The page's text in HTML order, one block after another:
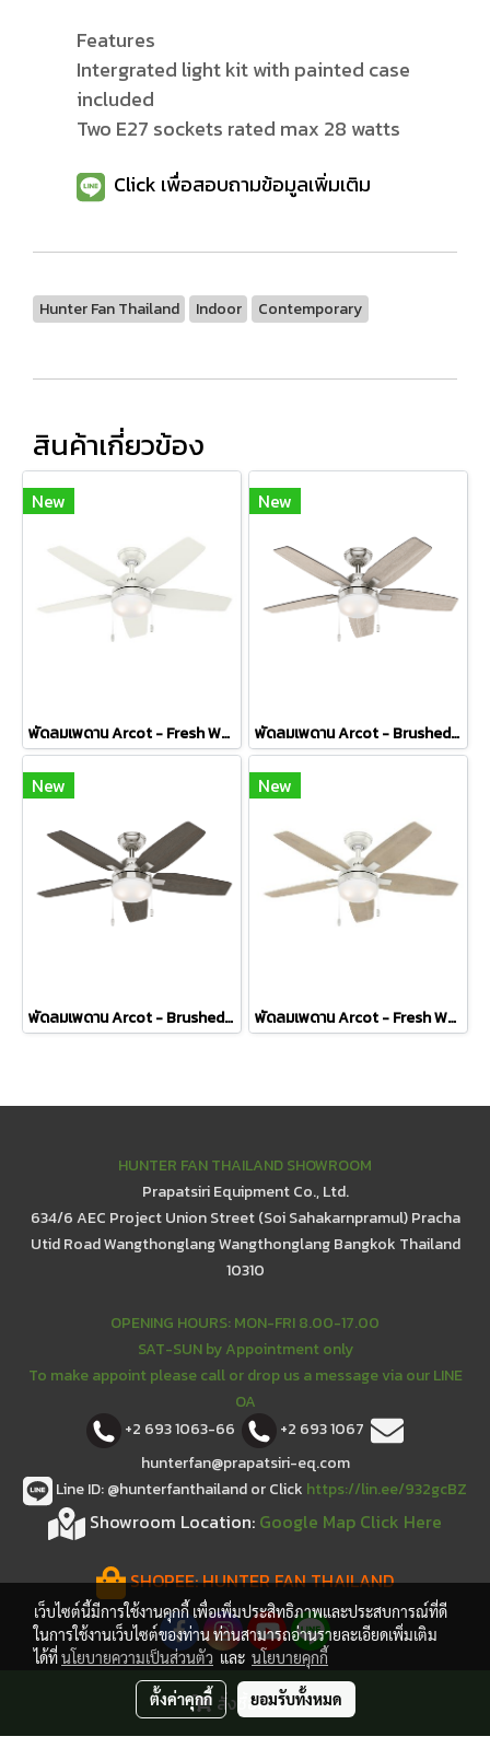
สั่งซื้อสินค้า
Features
Intergrated light kit with painted case
included
Two E27 sockets rated max 28 watts
Click เพื่อสอบถามข้อมูลเพิ่มเติม
Hunter Fan Thailand Indoor Contemporary
สินค้าเกี่ยวข้อง
New
พัดลมเพดาน Arcot - Fresh White
New
พัดลมเพดาน Arcot - Brushed Nickel Light Gray Oak Blades
New
พัดลมเพดาน Arcot - Brushed Nickel Grey Walnut Blades
New
พัดลมเพดาน Arcot - Fresh White Bleached Grey Pine Blades
HUNTER FAN THAILAND SHOWROOM
Prapatsiri Equipment Co., Ltd.
634/6 AEC Project Union Street (Soi Sahakarnpramul) Pracha
Utid Road Wangthonglang Wangthonglang Bangkok Thailand
10310
OPENING HOURS: MON-FRI 8.00-17.00
SAT-SUN by Appointment only
To make appoint please call or drop us a message via our LINE
OA
+2 693 1063-66
+2 693 1067
hunterfan@prapatsiri-eq.com
Line ID: @hunterfanthailand or Click https://lin.ee/932gcBZ
Showroom Location: Google Map Click Here
SHOPEE:HUNTER FAN THAILAND
Hunter is a registered trademark of Hunter Fan
เว็บไซต์นี้มีการใช้งานคุกกี้ เพื่อเพิ่มประสิทธิภาพและประสบการณ์ที่ดี
ในการใช้งานเว็บไซต์ของท่าน ท่านสามารถอ่านรายละเอียดเพิ่มเติม
ได้ที่นโยบายความเป็นส่วนตัว และ นโยบายคุกกี้
ตั้งค่าคุกกี้ ยอมรับทั้งหมด